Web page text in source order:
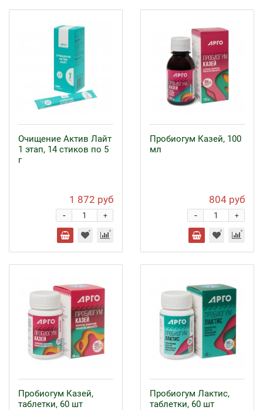
Очищение Актив Лайт
1 этап, 14 стиков по 5
г
1 872 руб
+
-
Пробиогум Казей, 100
мл
804 руб
+
-
Пробиогум Казей,
таблетки, 60 шт
Пробиогум Лактис,
таблетки, 60 шт